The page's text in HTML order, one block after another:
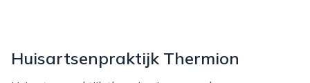
Huisartsenpraktijk Thermion